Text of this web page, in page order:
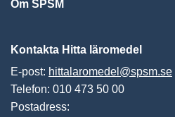
Om SPSM
Kontakta Hitta läromedel
E-post: hittalaromedel@spsm.se
Telefon: 010 473 50 00
Postadress: